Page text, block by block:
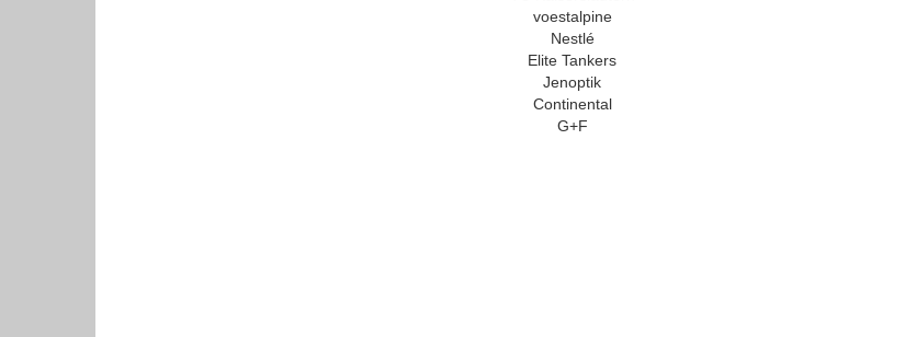
voestalpine
Nestlé
Elite Tankers
Jenoptik
Continental
G+F